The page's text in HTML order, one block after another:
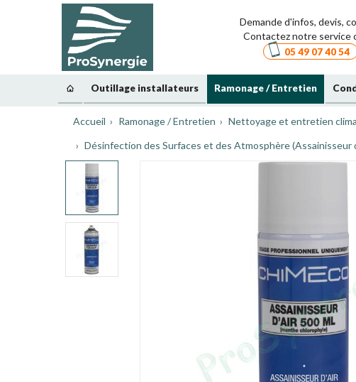
Demande d'infos, devis,
Contactez notre service
05 49 07 40 54
Outillage installateurs Ramonage / Entretien
Accueil Ramonage / Entretien Nettoyage et entretien
Désinfection des Surfaces et des Atmosphère (Assainisseur